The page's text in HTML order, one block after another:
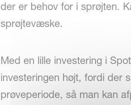
der er behov for i sprøjten.
sprøjtevæske.
Med en lille investering i
investeringen højt, fordi der
prøveperiode, så man kan